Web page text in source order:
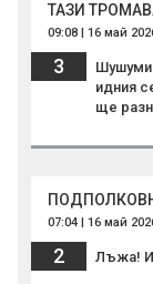
ТАЗИ
09:08 | 16 май
3
идния
ще
07:04 | 16 май
2 Лъжа!